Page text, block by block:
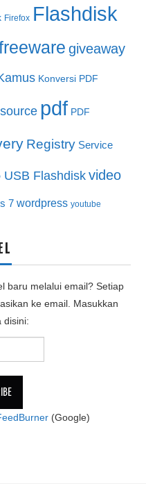
Firefox Flashdisk
giveaway
Konversi PDF
pdf PDF
Registry Service
USB Flashdisk video
7 wordpress youtube
baru melalui email? Setiap
ke email. Masukkan
disini:
(Google)